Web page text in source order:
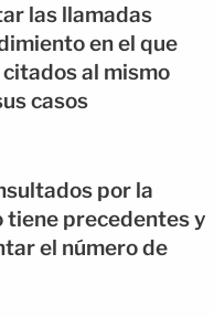
las llamadas
en el que
al mismo
casos
por la
tiene precedentes y
el número de